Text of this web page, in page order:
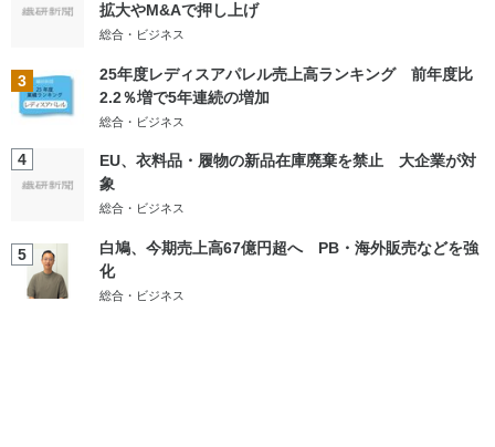
拡大やM&Aで押し上げ
総合・ビジネス
3
25年度レディスアパレル売上高ランキング 前年度比
2.2％増で5年連続の増加
総合・ビジネス
4
EU、衣料品・履物の新品在庫廃棄を禁止 大企業が対
象
総合・ビジネス
5
白鳩、今期売上高67億円超へ PB・海外販売などを強
化
総合・ビジネス